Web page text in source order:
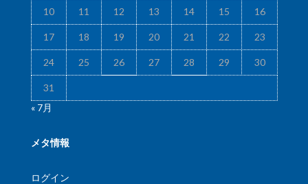
10 11 12 13 14 15 16
17 18 19 20 21 22 23
24 25 26 27 28 29 30
31
« 7月
メタ情報
ログイン